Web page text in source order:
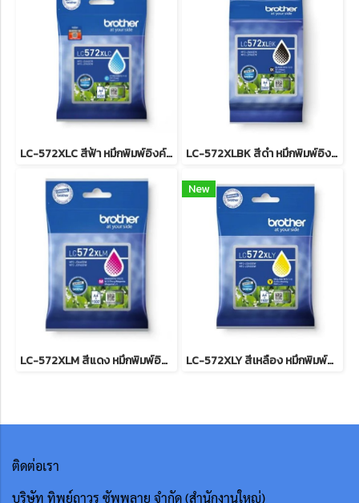
LC-572XLC สีฟ้า หมึกพิมพ์อิงค์เจ็ทบราเดอร์ รับประกันศูนย์บริการของแท้แน่นอน , INK CATRIDGE 1,500 Pgs for J3660,J3960 LC-572XLBK สีดำ หมึกพิมพ์อิงค์เจ็ทบราเดอร์ รับประกันศูนย์บริการของแท้แน่นอน BK , INK CATRIDGE 3,000 Pgs for J3660,J3960
LC-572XLM สีแดง หมึกพิมพ์อิงค์เจ็ทบราเดอร์ รับประกันศูนย์บริการของแท้แน่นอน , INK CATRIDGE 1,500Pgs for J3660,J3960
New
LC-572XLY สีเหลือง หมึกพิมพ์อิงค์เจ็ทบราเดอร์ รับประกันศูนย์บริการของแท้แน่นอน, INK CATRIDGE 1,500Pgs for J3660,J3960
ติดต่อเรา
บริษัท ทิพย์ถาวร ซัพพลาย จำกัด (สำนักงานใหญ่)